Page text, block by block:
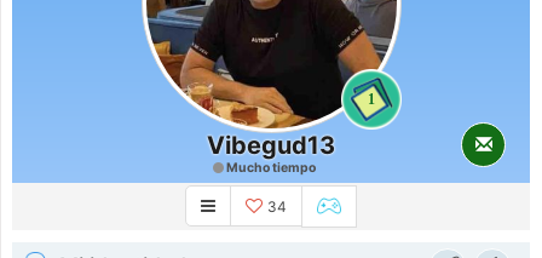
1
Vibegud13
Mucho tiempo
34